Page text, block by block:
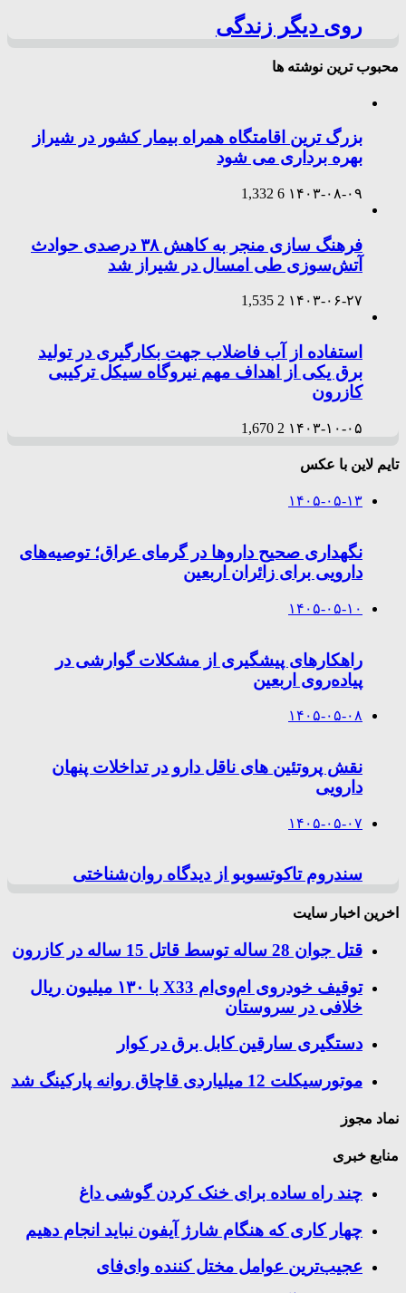
روی دیگر زندگی
محبوب ترین نوشته ها
بزرگ ترین اقامتگاه همراه بیمار کشور در شیراز
بهره برداری می شود
۱۴۰۳-۰۸-۰۹ 6
1,332
فرهنگ سازی منجر به کاهش ۳۸ درصدی حوادث
آتش‌سوزی طی امسال در شیراز شد
۱۴۰۳-۰۶-۲۷ 2
1,535
استفاده از آب فاضلاب جهت بکارگیری در تولید
برق یکی از اهداف مهم نیروگاه سیکل ترکیبی
کازرون
۱۴۰۳-۱۰-۰۵ 2
1,670
تایم لاین با عکس
۱۴۰۵-۰۵-۱۳
نگهداری صحیح داروها در گرمای عراق؛ توصیه‌های
دارویی برای زائران اربعین
۱۴۰۵-۰۵-۱۰
راهکارهای پیشگیری از مشکلات گوارشی در
پیاده‌روی اربعین
۱۴۰۵-۰۵-۰۸
نقش پروتئین های ناقل دارو در تداخلات پنهان
دارویی
۱۴۰۵-۰۵-۰۷
سندروم تاکوتسوبو از دیدگاه روان‌شناختی
اخرین اخبار سایت
قتل جوان 28 ساله توسط قاتل 15 ساله در کازرون
توقیف خودروی ام‌وی‌ام X33 با ۱۳۰ میلیون ریال
خلافی در سروستان
دستگیری سارقین کابل برق در کوار
موتورسيكلت 12 ميلياردی قاچاق روانه پاركينگ شد
نماد مجوز
منابع خبری
چند راه‌ ساده برای خنک کردن گوشی داغ
چهار کاری که هنگام شارژ آیفون نباید انجام دهیم
عجیب‌ترین عوامل مختل کننده وای‌فای